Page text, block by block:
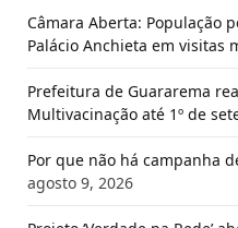
Câmara Aberta: População
Palácio Anchieta em visitas
Prefeitura de Guararema
Multivacinação até 1º de
Por que não há campanha
agosto 9, 2026